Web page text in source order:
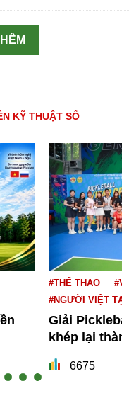
KỸ THUẬT SỐ
#THỂ THAO
#NGƯỜI VIỆT TẠI
Giải
khép lại
6675